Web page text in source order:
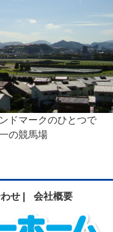
ドマークのひとつで
の競馬場
せ | 会社概要